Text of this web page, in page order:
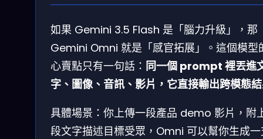
如果 Gemini 3.5 Flash 是「腦力升級」，那
Gemini Omni 就是「感官拓展」。這個模型
心賣點只有一句話： 同一個 prompt 裡丟進
字、圖像、音訊、影片，它直接輸出跨模態
具體場景：你上傳一段產品 demo 影片，附
段文字描述目標受眾，Omni 可以幫你生成